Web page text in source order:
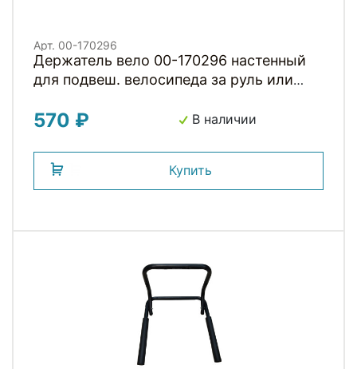
Арт. 00-170296
Держатель вело 00-170296 настенный
для подвеш. велосипеда за руль или
черный H09A HORST
570 ₽ В наличии
Купить